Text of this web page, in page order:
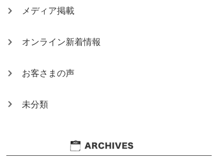
メディア掲載
オンライン新着情報
お客さまの声
未分類